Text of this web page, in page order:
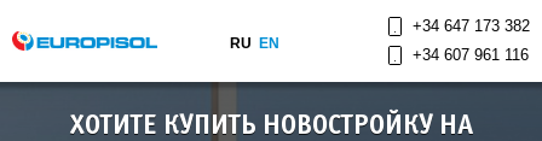
RU EN
+34 647 173 382
+34 607 961 116
ХОТИТЕ КУПИТЬ НОВОСТРОЙКУ НА